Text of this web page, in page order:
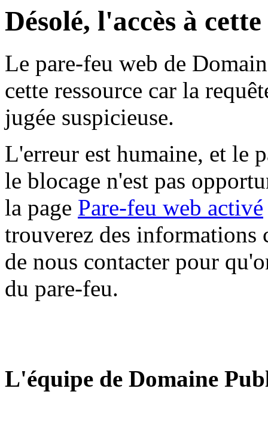
Désolé, l'accès à
Le pare-feu web de
cette ressource car la
jugée suspicieuse.
L'erreur est humaine, et le
le blocage n'est pas
la page Pare-feu web activé
trouverez des informations
de nous contacter pour
du pare-feu.
L'équipe de Domaine